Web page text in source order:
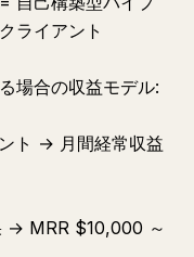
ライアント
場合の収益モデル:
ト → 月間経常収益
→ MRR $10,000 ～